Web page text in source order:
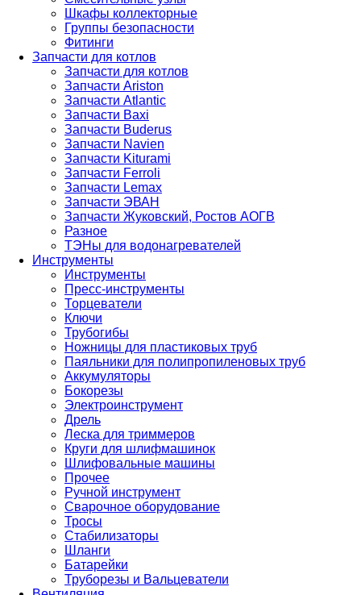
Шкафы коллекторные
Группы безопасности
Фитинги
Запчасти для котлов
Запчасти для котлов
Запчасти Ariston
Запчасти Atlantic
Запчасти Baxi
Запчасти Buderus
Запчасти Navien
Запчасти Kiturami
Запчасти Ferroli
Запчасти Lemax
Запчасти ЭВАН
Запчасти Жуковский, Ростов АОГВ
Разное
ТЭНы для водонагревателей
Инструменты
Инструменты
Пресс-инструменты
Торцеватели
Ключи
Трубогибы
Ножницы для пластиковых труб
Паяльники для полипропиленовых труб
Аккумуляторы
Бокорезы
Электроинструмент
Дрель
Леска для триммеров
Круги для шлифмашинок
Шлифовальные машины
Прочее
Ручной инструмент
Сварочное оборудование
Тросы
Стабилизаторы
Шланги
Батарейки
Труборезы и Вальцеватели